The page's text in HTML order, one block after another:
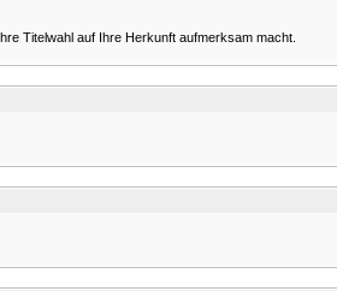
Titelwahl auf Ihre Herkunft aufmerksam macht.